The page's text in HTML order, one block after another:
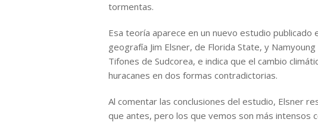
tormentas.
Esa teoría aparece en un nuevo estudio
geografía Jim Elsner, de Florida State, y
Tifones de Sudcorea, e indica que el cambio
huracanes en dos formas contradictorias.
Al comentar las conclusiones del estudio, Elsner
que antes, pero los que vemos son más intensos